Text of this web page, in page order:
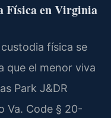
Física en Virginia
física se
que el menor viva
Park J&DR
Va. Code § 20-